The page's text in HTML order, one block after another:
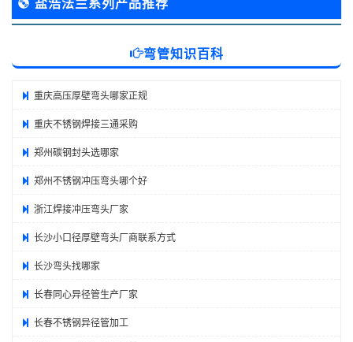
弯管知识百科
重庆高压厚壁弯头哪家正规
重庆不锈钢焊接三通采购
郑州碳钢封头选哪家
郑州不锈钢冲压弯头哪个好
浙江焊接冲压弯头厂家
长沙小口径厚壁弯头厂商联系方式
长沙弯头找哪家
长春同心异径管生产厂家
长春不锈钢异径管加工